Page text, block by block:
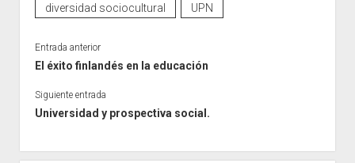
diversidad sociocultural UPN
Entrada anterior
El éxito finlandés en la educación
Siguiente entrada
Universidad y prospectiva social.